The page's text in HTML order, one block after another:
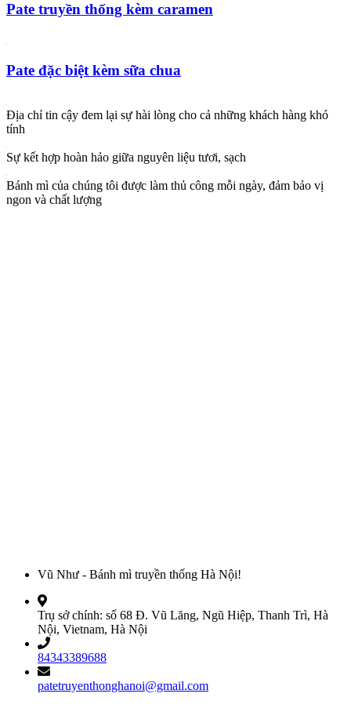
Pate truyền thống kèm caramen
Pate đặc biệt kèm sữa chua
Địa chỉ tin cậy đem lại sự hài lòng cho cả những khách hàng khó
tính
Sự kết hợp hoàn hảo giữa nguyên liệu tươi, sạch
Bánh mì của chúng tôi được làm thủ công mỗi ngày, đảm bảo vị
ngon và chất lượng
Vũ Như - Bánh mì truyền thống Hà Nội!
Trụ sở chính: số 68 Đ. Vũ Lăng, Ngũ Hiệp, Thanh Trì, Hà
Nội, Vietnam, Hà Nội
84343389688
patetruyenthonghanoi@gmail.com